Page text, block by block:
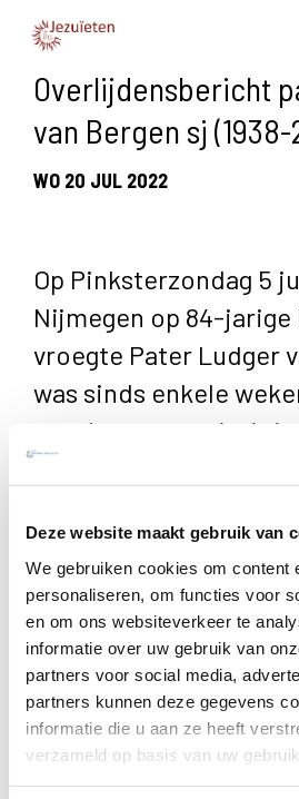
Deze website maakt gebruik van
We gebruiken cookies om content
personaliseren, om functies voor
en om ons websiteverkeer te
informatie over uw gebruik van
partners voor social media,
partners kunnen deze gegevens
informatie die u aan ze heeft
verzameld op basis van uw
Overlijdensbericht
van Bergen sj (1938-
WO 20 JUL 2022
Op Pinksterzondag 5
Nijmegen op 84-
vroegte Pater Ludger
was sinds enkele
van de communiteit in
Ludger van Bergen werd geboren in
studeerde filosofie op het
Maastricht. Hij werd priester gewijd
hij de studie missiologie af in
en legde hij ook zijn laatste
Na twee jaar in Indonesië ging hij in
Duitsland en werd medewerker van
Missionen. In 1989 verhuisde hij
vele jaren spirituaal aan het